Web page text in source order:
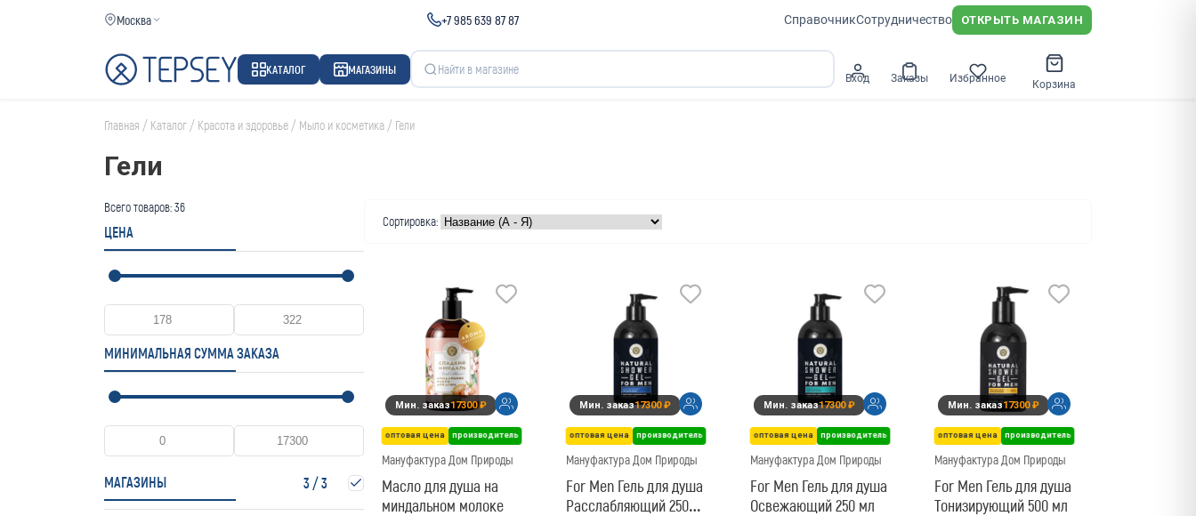
Москва +7 985 639 87 87 СправочникСотрудничество ОТКРЫТЬ МАГАЗИН
КАТАЛОГ МАГАЗИНЫ
Вход Заказы Избранное Корзина
Главная / Каталог / Красота и здоровье / Мыло и косметика / Гели
Гели
Всего товаров:36
ЦЕНА
МИНИМАЛЬНАЯ СУММА ЗАКАЗА
МАГАЗИНЫ 3 /3
Сортировка:
Мин. заказ17300 ₽
оптовая цена производитель
Мануфактура Дом Природы
Масло для душа на
миндальном молоке
Мин. заказ17300 ₽
оптовая цена производитель
Мануфактура Дом Природы
For Men Гель для душа
Расслабляющий 250
Мин. заказ17300 ₽
оптовая цена производитель
Мануфактура Дом Природы
For Men Гель для душа
Освежающий 250 мл
Мин. заказ17300 ₽
оптовая цена производитель
Мануфактура Дом Природы
For Men Гель для душа
Тонизирующий 500 мл